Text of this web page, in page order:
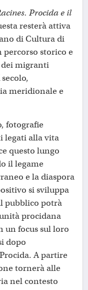
Procida e il
resterà attiva
di Cultura di
percorso storico e
dei migranti
meridionale e
fotografie
legati alla vita
questo lungo
il legame
e la diaspora
si sviluppa
pubblico potrà
procidana
un focus sul loro
dopo
A partire
tornerà alle
nel contesto